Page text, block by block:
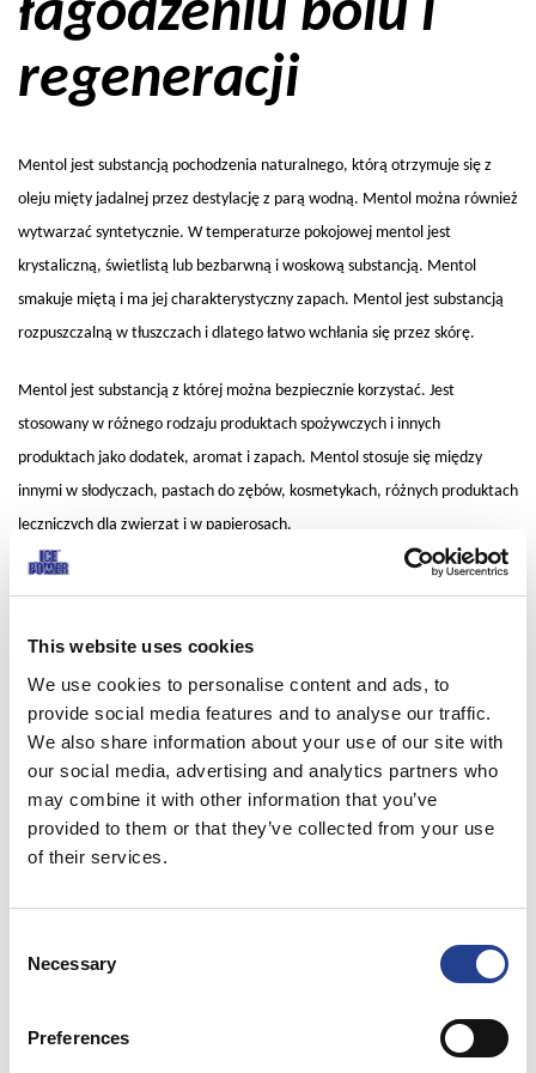
This website uses cookies
We use cookies to personalise content and ads, to
provide social media features and to analyse our traffic.
We also share information about your use of our site with
our social media, advertising and analytics partners who
may combine it with other information that you’ve
provided to them or that they’ve collected from your use
of their services.
Selection
Necessary
Preferences
łagodzeniu bólu i
regeneracji
Mentol jest substancją pochodzenia naturalnego, którą otrzymuje się z
oleju mięty jadalnej przez destylację z parą wodną. Mentol można również
wytwarzać syntetycznie. W temperaturze pokojowej mentol jest
krystaliczną, świetlistą lub bezbarwną i woskową substancją. Mentol
smakuje miętą i ma jej charakterystyczny zapach. Mentol jest substancją
rozpuszczalną w tłuszczach i dlatego łatwo wchłania się przez skórę.
Mentol jest substancją z której można bezpiecznie korzystać. Jest
stosowany w różnego rodzaju produktach spożywczych i innych
produktach jako dodatek, aromat i zapach. Mentol stosuje się między
innymi w słodyczach, pastach do zębów, kosmetykach, różnych produktach
leczniczych dla zwierząt i w papierosach.
Oprócz właściwości smakowych i zapachowych mentol ma również
działanie chłodzące. Efekt chłodzenia jest wykorzystywany w różnych
zimnych żelach, kremach, plastrach i spray’ach. Efekt chłodzenia jest
również stosowany w słodyczach do odświeżania zarówno ust, jak i
mentolu został wyjaśniony dopiero w 2002 roku. Efekt chłodzenia mentolu
jest przekazywany przez receptor TRPM8. TRPM8 aktywuje się w
temperaturach, które nie powodują bólu; tj. w temperaturze tkanek 25 –
chłodzącego, mentol posiada szereg efektów biologicznych, które są